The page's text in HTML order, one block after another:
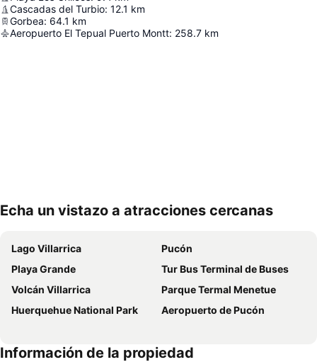
Cascadas del Turbio: 12.1 km
Gorbea: 64.1 km
Aeropuerto El Tepual Puerto Montt: 258.7 km
Echa un vistazo a atracciones cercanas
Lago Villarrica
Pucón
Playa Grande
Tur Bus Terminal de Buses
Volcán Villarrica
Parque Termal Menetue
Huerquehue National Park
Aeropuerto de Pucón
Información de la propiedad